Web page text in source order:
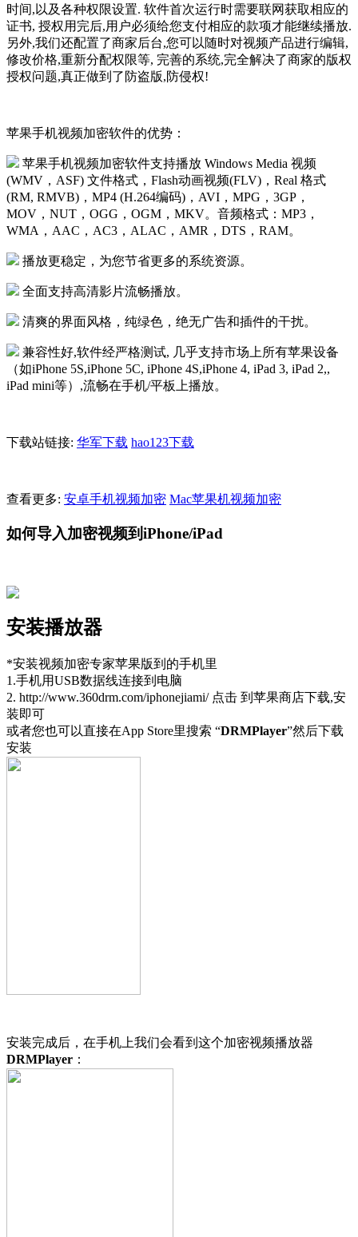
时间,以及各种权限设置. 软件首次运行时需要联网获取相应的
证书, 授权用完后,用户必须给您支付相应的款项才能继续播放.
另外,我们还配置了商家后台,您可以随时对视频产品进行编辑,
修改价格,重新分配权限等, 完善的系统,完全解决了商家的版权
授权问题,真正做到了防盗版,防侵权!
苹果手机视频加密软件的优势：
苹果手机视频加密软件支持播放 Windows Media 视频
(WMV，ASF) 文件格式，Flash动画视频(FLV)，Real 格式
(RM, RMVB)，MP4 (H.264编码)，AVI，MPG，3GP，
MOV，NUT，OGG，OGM，MKV。音频格式：MP3，
WMA，AAC，AC3，ALAC，AMR，DTS，RAM。
播放更稳定，为您节省更多的系统资源。
全面支持高清影片流畅播放。
清爽的界面风格，纯绿色，绝无广告和插件的干扰。
兼容性好,软件经严格测试, 几乎支持市场上所有苹果设备
（如iPhone 5S,iPhone 5C, iPhone 4S,iPhone 4, iPad 3, iPad 2,,
iPad mini等）,流畅在手机/平板上播放。
下载站链接: 华军下载 hao123下载
查看更多: 安卓手机视频加密 Mac苹果机视频加密
如何导入加密视频到iPhone/iPad
安装播放器
*安装视频加密专家苹果版到的手机里
1.手机用USB数据线连接到电脑
2. http://www.360drm.com/iphonejiami/ 点击 到苹果商店下载,安
装即可
或者您也可以直接在App Store里搜索 “DRMPlayer”然后下载
安装
安装完成后，在手机上我们会看到这个加密视频播放器
DRMPlayer ：